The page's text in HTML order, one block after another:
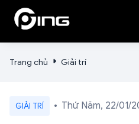
Trang chủ Giải trí
GIẢI TRÍ Thứ Năm, 22/01/